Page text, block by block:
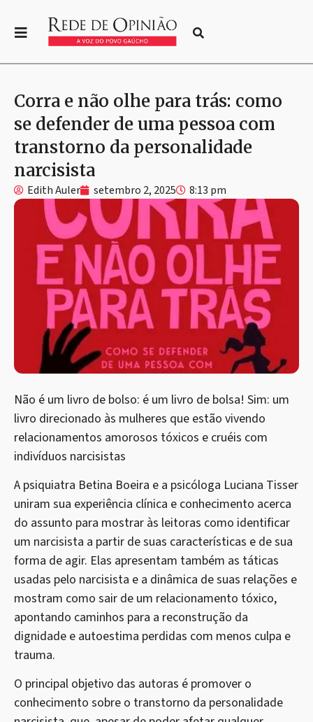
Corra e não olhe para trás: como
se defender de uma pessoa com
transtorno da personalidade
narcisista
Edith Auler setembro 2, 2025 8:13 pm
Não é um livro de bolso: é um livro de bolsa! Sim: um
livro direcionado às mulheres que estão vivendo
relacionamentos amorosos tóxicos e cruéis com
indivíduos narcisistas
A psiquiatra Betina Boeira e a psicóloga Luciana Tisser
uniram sua experiência clínica e conhecimento acerca
do assunto para mostrar às leitoras como identificar
um narcisista a partir de suas características e de sua
forma de agir. Elas apresentam também as táticas
usadas pelo narcisista e a dinâmica de suas relações e
mostram como sair de um relacionamento tóxico,
apontando caminhos para a reconstrução da
dignidade e autoestima perdidas com menos culpa e
trauma.
O principal objetivo das autoras é promover o
conhecimento sobre o transtorno da personalidade